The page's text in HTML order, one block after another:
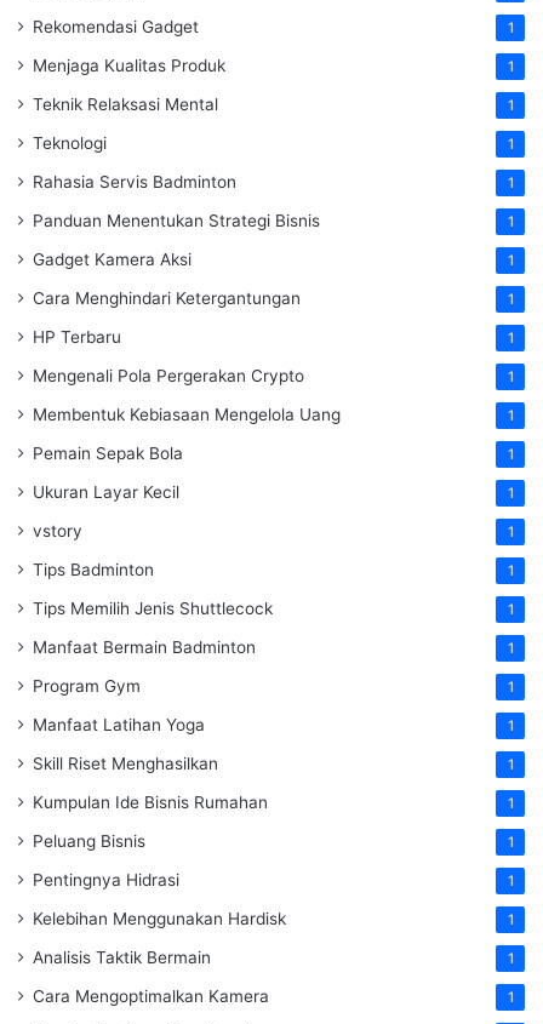
Rekomendasi Gadget 1
Menjaga Kualitas Produk 1
Teknik Relaksasi Mental 1
Teknologi 1
Rahasia Servis Badminton 1
Panduan Menentukan Strategi Bisnis 1
Gadget Kamera Aksi 1
Cara Menghindari Ketergantungan 1
HP Terbaru 1
Mengenali Pola Pergerakan Crypto 1
Membentuk Kebiasaan Mengelola Uang 1
Pemain Sepak Bola 1
Ukuran Layar Kecil 1
vstory 1
Tips Badminton 1
Tips Memilih Jenis Shuttlecock 1
Manfaat Bermain Badminton 1
Program Gym 1
Manfaat Latihan Yoga 1
Skill Riset Menghasilkan 1
Kumpulan Ide Bisnis Rumahan 1
Peluang Bisnis 1
Pentingnya Hidrasi 1
Kelebihan Menggunakan Hardisk 1
Analisis Taktik Bermain 1
Cara Mengoptimalkan Kamera 1